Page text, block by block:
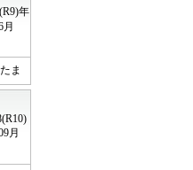
年
月
ま
月